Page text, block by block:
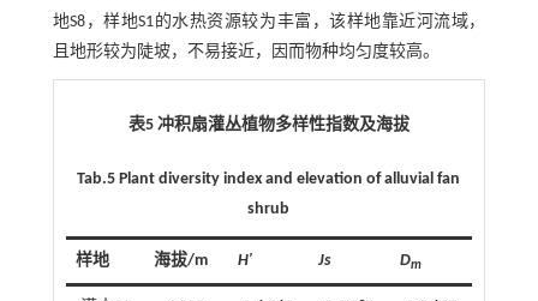
地S8，样地S1的水热资源较为丰富，该样地靠近河流域，
且地形较为陡坡，不易接近，因而物种均匀度较高。
表5 冲积扇灌丛植物多样性指数及海拔
Tab.5 Plant diversity index and elevation of alluvial fan
shrub
样地 海拔/m H′ Js Dm